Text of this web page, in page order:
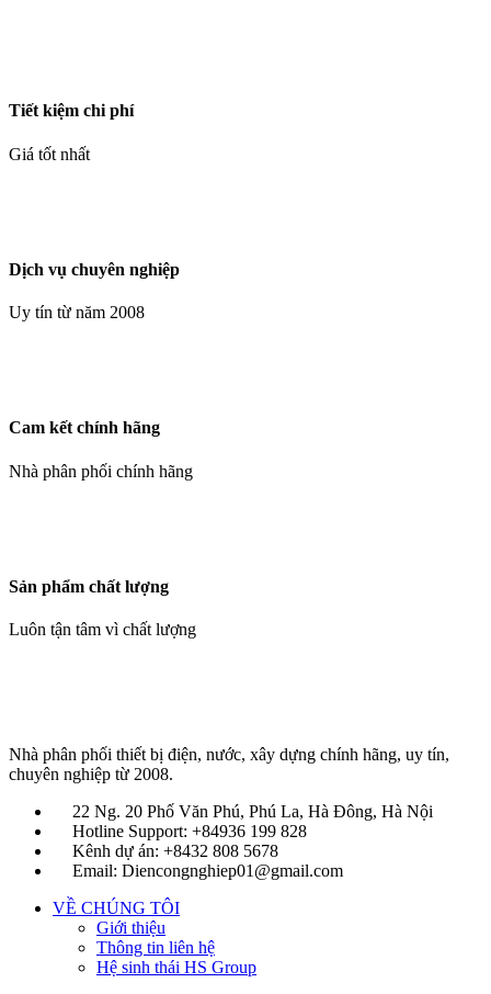
Tiết kiệm chi phí
Giá tốt nhất
Dịch vụ chuyên nghiệp
Uy tín từ năm 2008
Cam kết chính hãng
Nhà phân phối chính hãng
Sản phẩm chất lượng
Luôn tận tâm vì chất lượng
Nhà phân phối thiết bị điện, nước, xây dựng chính hãng, uy tín,
chuyên nghiệp từ 2008.
22 Ng. 20 Phố Văn Phú, Phú La, Hà Đông, Hà Nội
Hotline Support: +84936 199 828
Kênh dự án: +8432 808 5678
Email: Diencongnghiep01@gmail.com
VỀ CHÚNG TÔI
Giới thiệu
Thông tin liên hệ
Hệ sinh thái HS Group